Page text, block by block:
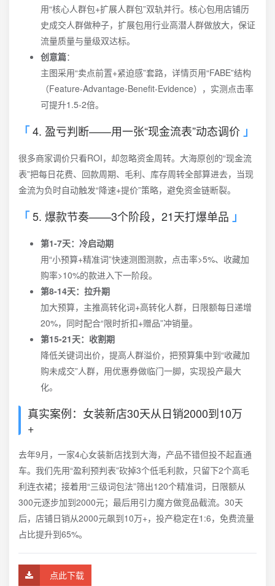
用“核心人群包+扩展人群包”双轨并行。核心包用店铺历
史成交人群做种子，扩展包用行业高潜人群做放大，保证
流量质量与量级双达标。
创意篇：
主图采用“卖点前置+紧迫感”套路，详情页用“FABE”结构
（Feature-Advantage-Benefit-Evidence），实测点击率
可提升1.5-2倍。
4. 盈亏判断——用一张“现金流表”动态调价
很多商家调价只看ROI，却忽略资金周转。大海原创的“现金流
表”把每日花费、回款周期、毛利、库存周转全部算进去，当现
金流为负时自动触发“降速+提价”策略，避免资金链断裂。
5. 爆款节奏——3个阶段，21天打爆单品
第1-7天：冷启动期
用“小预算+精准词”快速测图测款，点击率>5%、收藏加
购率>10%的款进入下一阶段。
第8-14天：拉升期
加大预算，主推高转化词+高转化人群，日限额每日递增
20%，同时配合“限时折扣+赠品”冲销量。
第15-21天：收割期
降低关键词出价，提高人群溢价，把预算集中到“收藏加
购未成交”人群，用优惠券做临门一脚，实现投产最大
化。
真实案例：女装新店30天从日销2000到10万
+
去年9月，一家4心女装新店找到大海，产品不错但投不起直通
车。我们先用“盈利预判表”砍掉3个低毛利款，只留下2个高毛
利连衣裙；接着用“三级词包法”筛出120个精准词，日限额从
300元逐步加到2000元；最后用引力魔方做竞品截流。30天
后，店铺日销从2000元飙到10万+，投产稳定在1:6，免费流量
占比提升到65%。
点此下载